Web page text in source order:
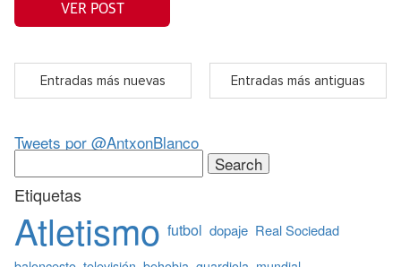
VER POST
Entradas más nuevas Entradas más antiguas
Tweets por @AntxonBlanco
Search
for:
Etiquetas
Atletismo futbol dopaje Real Sociedad